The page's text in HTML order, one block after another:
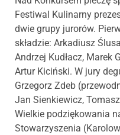
Festiwal Kulinarny
dwie grupy jurorów.
składzie: Arkadiusz
Andrzej Kudłacz, Marek
Artur Kiciński. W jury
Grzegorz Zdeb
Jan Sienkiewicz,
Wielkie podziękowania
Stowarzyszenia